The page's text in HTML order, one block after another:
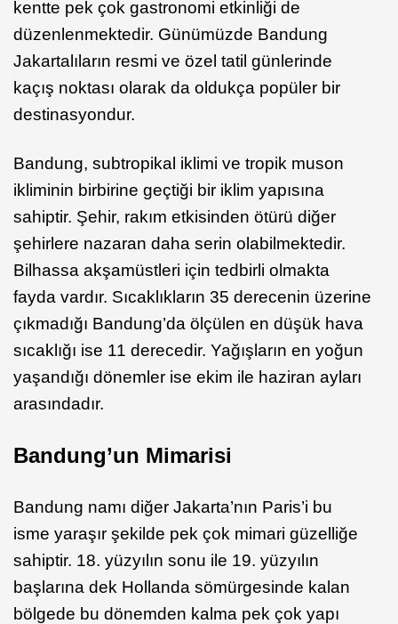
kentte pek çok gastronomi etkinliği de
düzenlenmektedir. Günümüzde Bandung
Jakartalıların resmi ve özel tatil günlerinde
kaçış noktası olarak da oldukça popüler bir
destinasyondur.
Bandung, subtropikal iklimi ve tropik muson
ikliminin birbirine geçtiği bir iklim yapısına
sahiptir. Şehir, rakım etkisinden ötürü diğer
şehirlere nazaran daha serin olabilmektedir.
Bilhassa akşamüstleri için tedbirli olmakta
fayda vardır. Sıcaklıkların 35 derecenin üzerine
çıkmadığı Bandung’da ölçülen en düşük hava
sıcaklığı ise 11 derecedir. Yağışların en yoğun
yaşandığı dönemler ise ekim ile haziran ayları
arasındadır.
Bandung’un Mimarisi
Bandung namı diğer Jakarta’nın Paris’i bu
isme yaraşır şekilde pek çok mimari güzelliğe
sahiptir. 18. yüzyılın sonu ile 19. yüzyılın
başlarına dek Hollanda sömürgesinde kalan
bölgede bu dönemden kalma pek çok yapı